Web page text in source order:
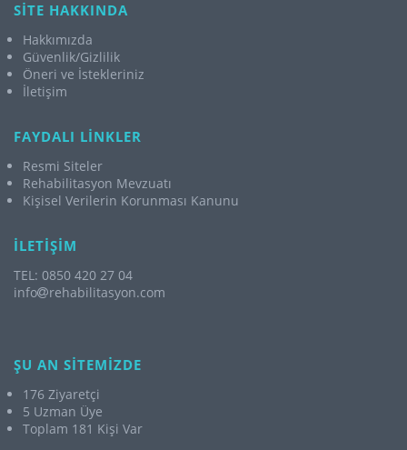
SİTE HAKKINDA
Hakkımızda
Güvenlik/Gizlilik
Öneri ve İstekleriniz
İletişim
FAYDALI LİNKLER
Resmi Siteler
Rehabilitasyon Mevzuatı
Kişisel Verilerin Korunması Kanunu
İLETİŞİM
TEL: 0850 420 27 04
info
rehabilitasyon.com
ŞU AN SİTEMİZDE
176 Ziyaretçi
5 Uzman Üye
Toplam 181 Kişi Var